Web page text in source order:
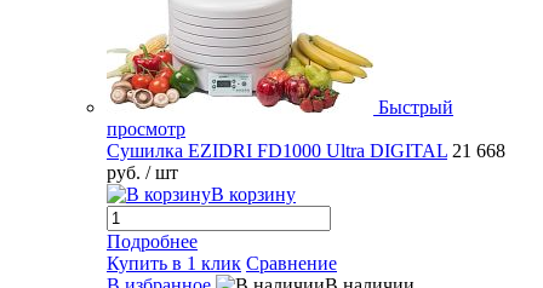
Быстрый
просмотр
Сушилка EZIDRI FD1000 Ultra DIGITAL 21 668
руб. / шт
В корзину
Подробнее
Купить в 1 клик Сравнение